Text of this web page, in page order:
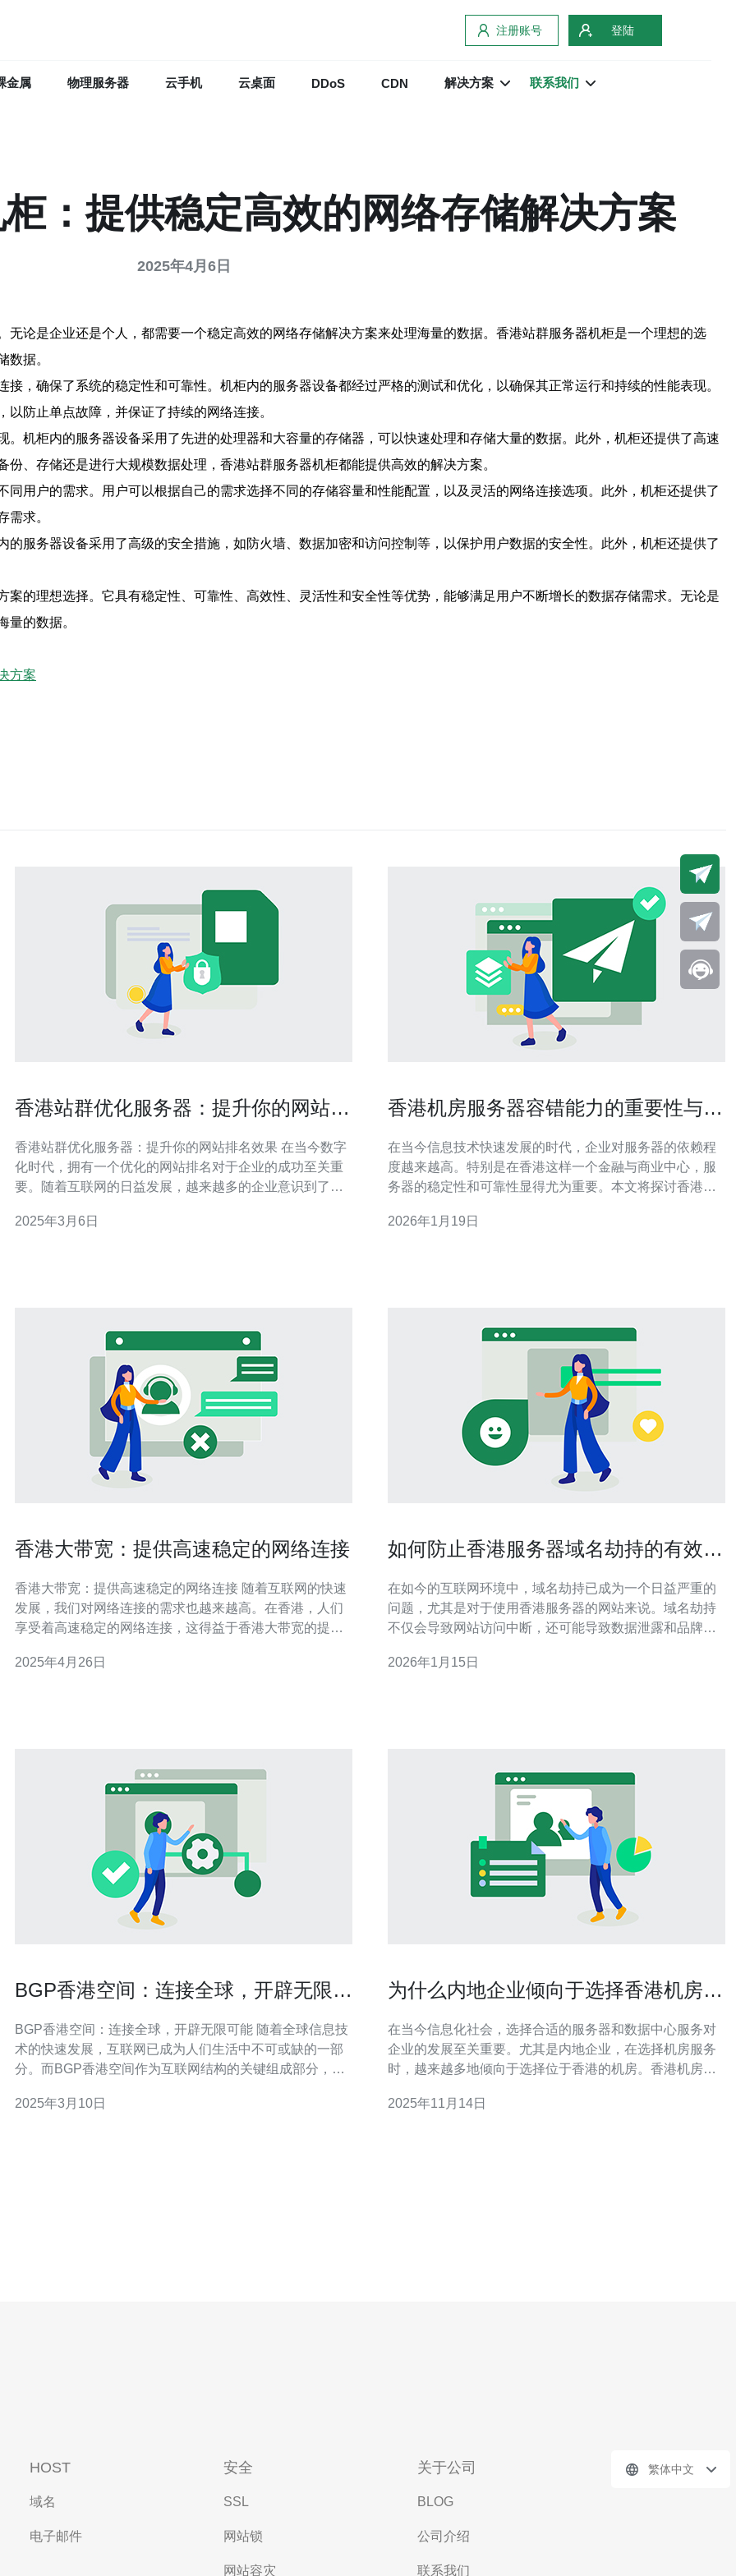
注册账号 登陆
金属 物理服务器 云手机 云桌面 DDoS CDN 解决方案 联系我们
：提供稳定高效的网络存储解决方案
2025年4月6日
论是企业还是个人，都需要一个稳定高效的网络存储解决方案来处理海量的数据。香港站群服务器机柜是一个理想的选
数据。
，确保了系统的稳定性和可靠性。机柜内的服务器设备都经过严格的测试和优化，以确保其正常运行和持续的性能表现。
防止单点故障，并保证了持续的网络连接。
机柜内的服务器设备采用了先进的处理器和大容量的存储器，可以快速处理和存储大量的数据。此外，机柜还提供了高速
、存储还是进行大规模数据处理，香港站群服务器机柜都能提供高效的解决方案。
用户的需求。用户可以根据自己的需求选择不同的存储容量和性能配置，以及灵活的网络连接选项。此外，机柜还提供了
需求。
服务器设备采用了高级的安全措施，如防火墙、数据加密和访问控制等，以保护用户数据的安全性。此外，机柜还提供了
的理想选择。它具有稳定性、可靠性、高效性、灵活性和安全性等优势，能够满足用户不断增长的数据存储需求。无论是
量的数据。
方案
香港站群优化服务器：提升你的网站排
香港站群优化服务器：提升你的网站排名效果 在当今数字
化时代，拥有一个优化的网站排名对于企业的成功至关重
要。随着互联网的日益发展，越来越多的企业意识到了
则成为了提升网站排名效果的一种有效工具。 香港站群优
2025年3月6日
香港机房服务器容错能力的重要性与实
在当今信息技术快速发展的时代，企业对服务器的依赖程
度越来越高。特别是在香港这样一个金融与商业中心，服
务器的稳定性和可靠性显得尤为重要。本文将探讨香港机
力的具体方法。 为什么香港机房需要高容错能力？ 香港作
2026年1月19日
香港大带宽：提供高速稳定的网络连接
香港大带宽：提供高速稳定的网络连接 随着互联网的快速
发展，我们对网络连接的需求也越来越高。在香港，人们
享受着高速稳定的网络连接，这得益于香港大带宽的提
的重要性。 香港大带宽是指香港地区提供的高速网络连接
2025年4月26日
如何防止香港服务器域名劫持的有效方
在如今的互联网环境中，域名劫持已成为一个日益严重的
问题，尤其是对于使用香港服务器的网站来说。域名劫持
不仅会导致网站访问中断，还可能导致数据泄露和品牌声
管理员和企业主必须掌握的技能。本文将详细介绍一些最
2026年1月15日
BGP香港空间：连接全球，开辟无限可
BGP香港空间：连接全球，开辟无限可能 随着全球信息技
术的快速发展，互联网已成为人们生活中不可或缺的一部
分。而BGP香港空间作为互联网结构的关键组成部分，为
的重要性以及它如何连接全球，为各行各业开辟无限可
2025年3月10日
为什么内地企业倾向于选择香港机房服
在当今信息化社会，选择合适的服务器和数据中心服务对
企业的发展至关重要。尤其是内地企业，在选择机房服务
时，越来越多地倾向于选择位于香港的机房。香港机房不
色。因此，内地企业在寻找最佳、最便宜的香港机房服务
2025年11月14日
HOST
域名
电子邮件
安全
SSL
网站锁
网站容灾
关于公司
BLOG
公司介绍
联系我们
繁体中文